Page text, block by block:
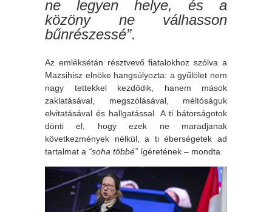
ne legyen helye, és a
közöny ne válhasson
bűnrészessé”.
Az emléksétán résztvevő fiatalokhoz szólva a
Mazsihisz elnöke hangsúlyozta: a gyűlölet nem
nagy tettekkel kezdődik, hanem mások
zaklatásával, megszólásával, méltóságuk
elvitatásával és hallgatással. A ti bátorságotok
dönti el, hogy ezek ne maradjanak
következmények nélkül, a ti éberségetek ad
tartalmat a “soha többé” ígéretének – mondta.